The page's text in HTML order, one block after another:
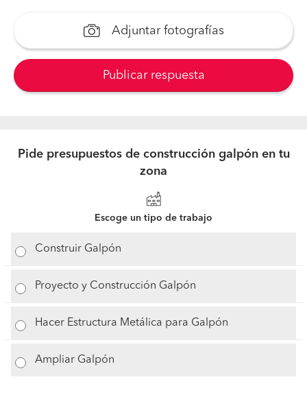
Adjuntar fotografías
Publicar respuesta
Pide presupuestos de construcción galpón en tu
zona
Escoge un tipo de trabajo
Construir Galpón
Proyecto y Construcción Galpón
Hacer Estructura Metálica para Galpón
Ampliar Galpón